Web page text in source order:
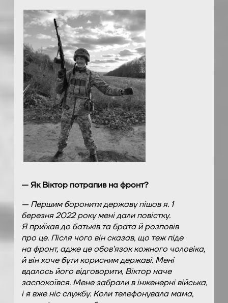
— Як Віктор потрапив на фронт?
— Першим боронити державу пішов я. 1
березня 2022 року мені дали повістку.
Я приїхав до батьків та брата й розповів
про це. Після чого він сказав, що теж піде
на фронт, адже це обов’язок кожного чоловіка,
й він хоче бути корисним державі. Мені
вдалось його відговорити, Віктор наче
заспокоївся. Мене забрали в інженерні війська,
і я вже ніс службу. Коли телефонувала мама,